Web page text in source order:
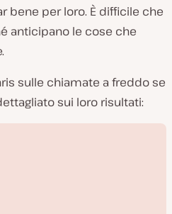
bene per loro. È difficile che
anticipano le cose che
sulle chiamate a freddo se
sui loro risultati: